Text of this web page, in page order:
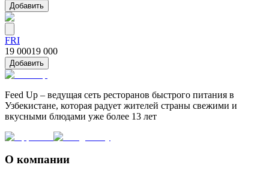
Добавить
FRI
19 00019 000
Добавить
Feed Up – ведущая сеть ресторанов быстрого питания в
Узбекистане, которая радует жителей страны свежими и
вкусными блюдами уже более 13 лет
О компании